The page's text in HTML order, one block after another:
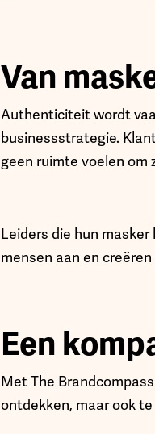
Van
Authenticiteit wordt
businessstrategie.
geen ruimte voelen om
Leiders die hun
mensen aan en
Een
Met The
ontdekken, maar ook